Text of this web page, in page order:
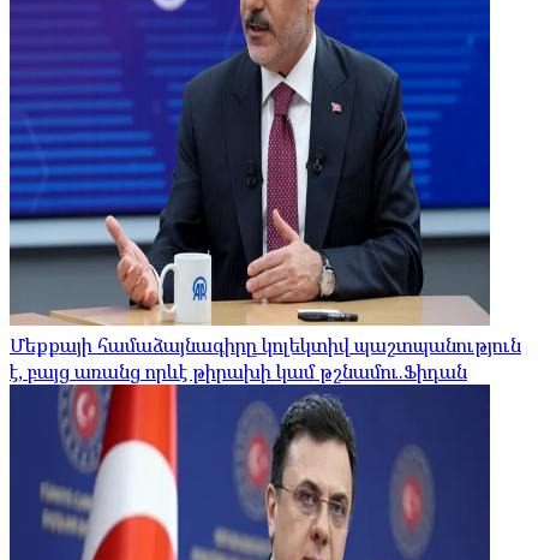
Մեքքայի համաձայնագիրը կոլեկտիվ պաշտպանություն
է, բայց առանց որևէ թիրախի կամ թշնամու.Ֆիդան